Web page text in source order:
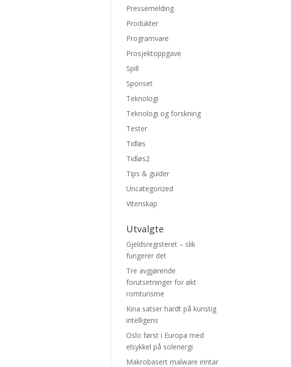
Pressemelding
Produkter
Programvare
Prosjektoppgave
Spill
Sponset
Teknologi
Teknologi og forskning
Tester
Tidløs
Tidløs2
Tips & guider
Uncategorized
Vitenskap
Utvalgte
Gjeldsregisteret – slik
fungerer det
Tre avgjørende
forutsetninger for økt
romturisme
Kina satser hardt på kunstig
intelligens
Oslo først i Europa med
elsykkel på solenergi
Makrobasert malware inntar